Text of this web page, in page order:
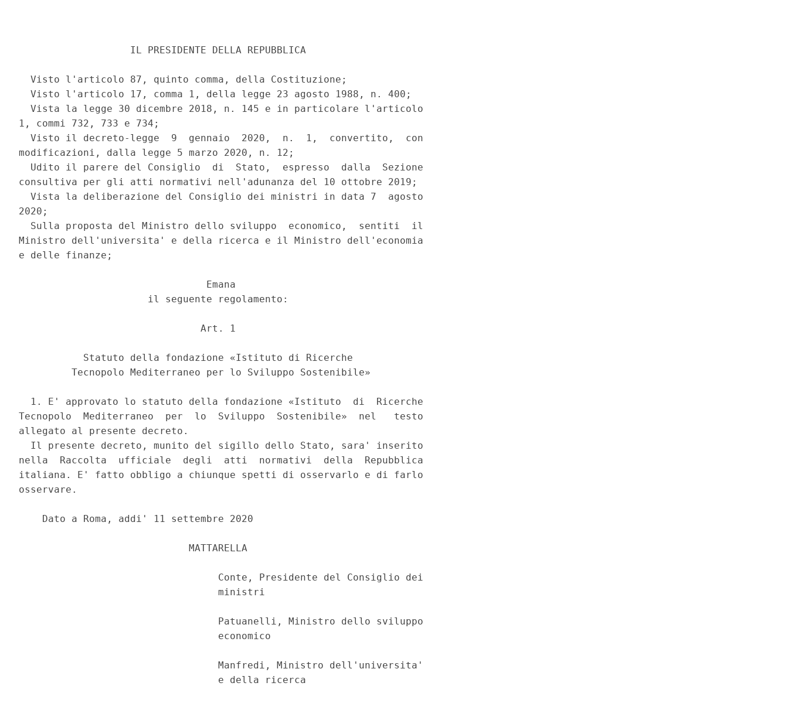
                   IL PRESIDENTE DELLA REPUBBLICA
  Visto l'articolo 87, quinto comma, della Costituzione;
  Visto l'articolo 17, comma 1, della legge 23 agosto 1988, n. 400;
  Vista la legge 30 dicembre 2018, n. 145 e in particolare l'articolo
1, commi 732, 733 e 734;
  Visto il decreto-legge  9  gennaio  2020,  n.  1,  convertito,  con
modificazioni, dalla legge 5 marzo 2020, n. 12;
  Udito il parere del Consiglio  di  Stato,  espresso  dalla  Sezione
consultiva per gli atti normativi nell'adunanza del 10 ottobre 2019;
  Vista la deliberazione del Consiglio dei ministri in data 7  agosto
2020;
  Sulla proposta del Ministro dello sviluppo  economico,  sentiti  il
Ministro dell'universita' e della ricerca e il Ministro dell'economia
e delle finanze;
                                Emana
                      il seguente regolamento:
                               Art. 1
           Statuto della fondazione «Istituto di Ricerche
         Tecnopolo Mediterraneo per lo Sviluppo Sostenibile»
  1. E' approvato lo statuto della fondazione «Istituto  di  Ricerche
Tecnopolo  Mediterraneo  per  lo  Sviluppo  Sostenibile»  nel   testo
allegato al presente decreto.
  Il presente decreto, munito del sigillo dello Stato, sara' inserito
nella  Raccolta  ufficiale  degli  atti  normativi  della  Repubblica
italiana. E' fatto obbligo a chiunque spetti di osservarlo e di farlo
osservare.
    Dato a Roma, addi' 11 settembre 2020
                             MATTARELLA
                                  Conte, Presidente del Consiglio dei
                                  ministri
                                  Patuanelli, Ministro dello sviluppo
                                  economico
                                  Manfredi, Ministro dell'universita'
                                  e della ricerca